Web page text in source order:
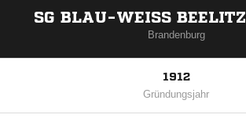
SG BLAU-WEISS BEELITZ
Brandenburg
1912
Gründungsjahr